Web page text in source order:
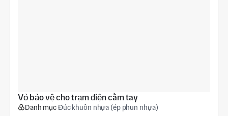
Vỏ bảo vệ cho trạm điện cầm tay
Danh mụcĐúc khuôn nhựa (ép phun nhựa)